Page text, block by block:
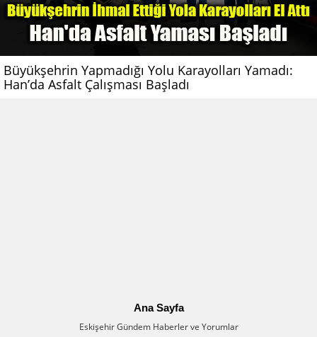
Büyükşehrin Yapmadığı Yolu Karayolları Yamadı:
Han’da Asfalt Çalışması Başladı
Ana Sayfa
Eskişehir Gündem Haberler ve Yorumlar